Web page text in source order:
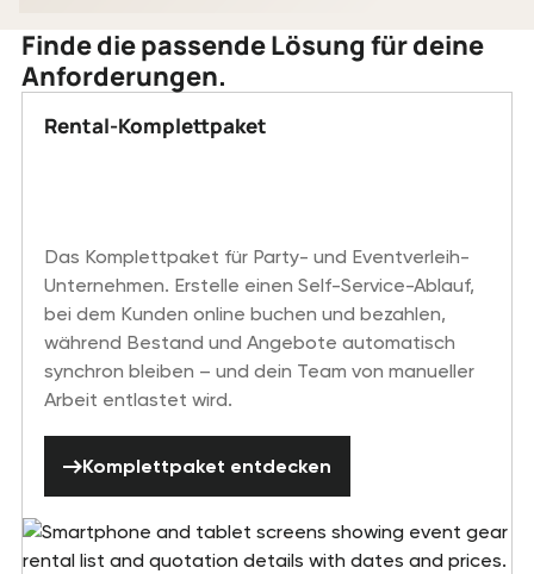
Finde die passende Lösung für deine
Anforderungen.
Rental-Komplettpaket
Das Komplettpaket für Party- und Eventverleih-
Unternehmen. Erstelle einen Self-Service-Ablauf,
bei dem Kunden online buchen und bezahlen,
während Bestand und Angebote automatisch
synchron bleiben – und dein Team von manueller
Arbeit entlastet wird.
Komplettpaket entdecken